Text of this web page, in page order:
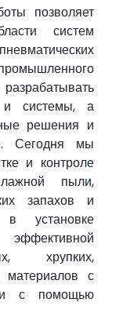
позволяет
систем
и системы, а
решения и
Сегодня мы
и контроле
пыли,
запахов и
установке
хрупких,
материалов с
с помощью